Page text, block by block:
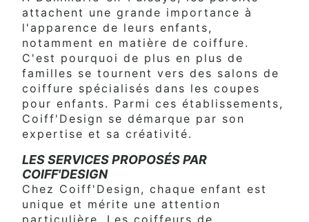
attachent une grande importance à
l'apparence de leurs enfants,
notamment en matière de coiffure.
C'est pourquoi de plus en plus de
familles se tournent vers des salons de
coiffure spécialisés dans les coupes
pour enfants. Parmi ces établissements,
Coiff'Design se démarque par son
expertise et sa créativité.
LES SERVICES PROPOSÉS PAR
COIFF'DESIGN
Chez Coiff'Design, chaque enfant est
unique et mérite une attention